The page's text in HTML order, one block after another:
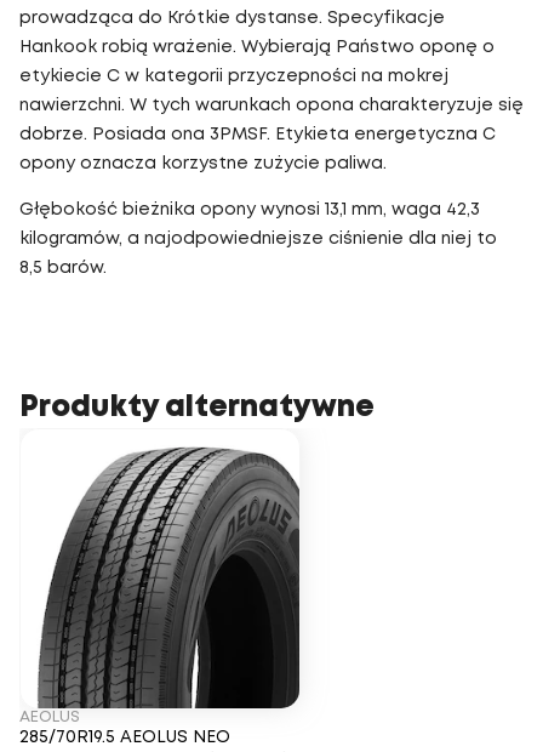
prowadząca do Krótkie dystanse. Specyfikacje
Hankook robią wrażenie. Wybierają Państwo oponę o
etykiecie C w kategorii przyczepności na mokrej
nawierzchni. W tych warunkach opona charakteryzuje się
dobrze. Posiada ona 3PMSF. Etykieta energetyczna C
opony oznacza korzystne zużycie paliwa.
Głębokość bieżnika opony wynosi 13,1 mm, waga 42,3
kilogramów, a najodpowiedniejsze ciśnienie dla niej to
8,5 barów.
Produkty alternatywne
AEOLUS
285/70R19.5 AEOLUS NEO